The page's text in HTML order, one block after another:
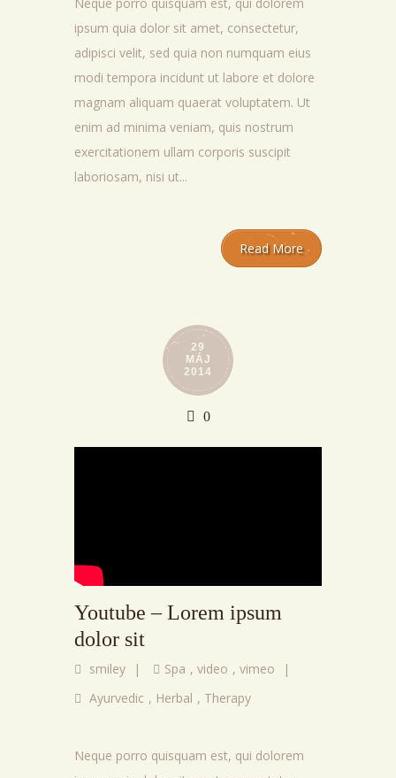
ipsum quia dolor sit amet, consectetur,
adipisci velit, sed quia non numquam eius
modi tempora incidunt ut labore et dolore
magnam aliquam quaerat voluptatem. Ut
enim ad minima veniam, quis nostrum
exercitationem ullam corporis suscipit
laboriosam, nisi ut...
Read More
29
MÁJ
2014
0
Youtube – Lorem ipsum
dolor sit
smiley | Spa , video , vimeo
|
Ayurvedic , Herbal , Therapy
Neque porro quisquam est, qui dolorem